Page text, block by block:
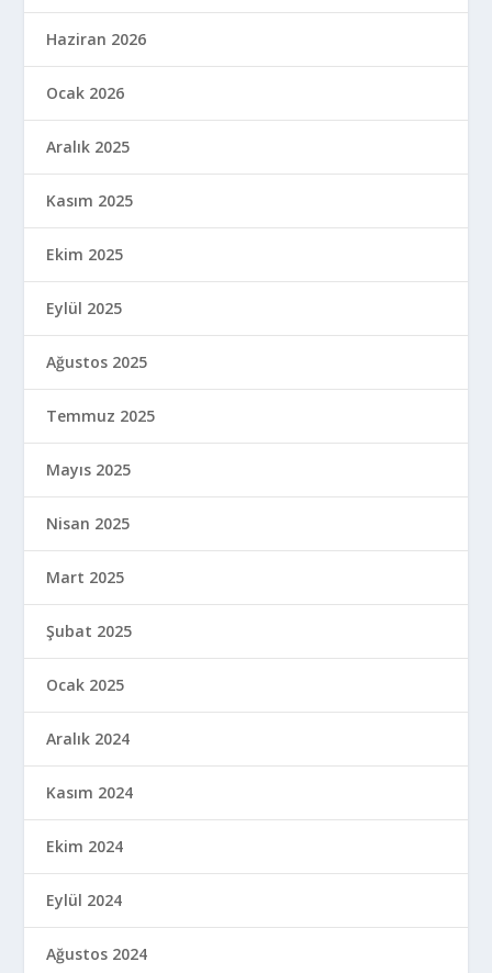
Temmuz 2024
Haziran 2024
Mayıs 2024
Nisan 2024
Mart 2024
Şubat 2024
Ocak 2024
Aralık 2023
Kasım 2023
Ekim 2023
Eylül 2023
Ağustos 2023
Temmuz 2023
Haziran 2023
Mayıs 2023
Nisan 2023
Mart 2023
Şubat 2023